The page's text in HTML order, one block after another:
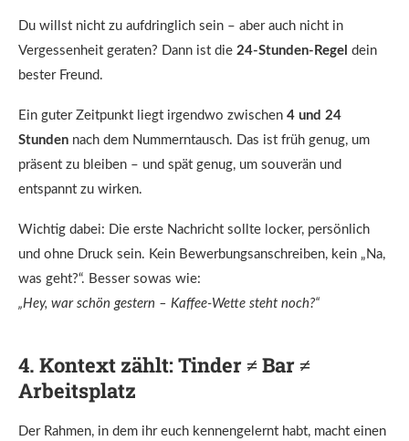
Du willst nicht zu aufdringlich sein – aber auch nicht in
Vergessenheit geraten? Dann ist die 24-Stunden-Regel dein
bester Freund.
Ein guter Zeitpunkt liegt irgendwo zwischen 4 und 24
Stunden nach dem Nummerntausch. Das ist früh genug, um
präsent zu bleiben – und spät genug, um souverän und
entspannt zu wirken.
Wichtig dabei: Die erste Nachricht sollte locker, persönlich
und ohne Druck sein. Kein Bewerbungsanschreiben, kein „Na,
was geht?“. Besser sowas wie:
„Hey, war schön gestern – Kaffee-Wette steht noch?“
4. Kontext zählt: Tinder ≠ Bar ≠
Arbeitsplatz
Der Rahmen, in dem ihr euch kennengelernt habt, macht einen